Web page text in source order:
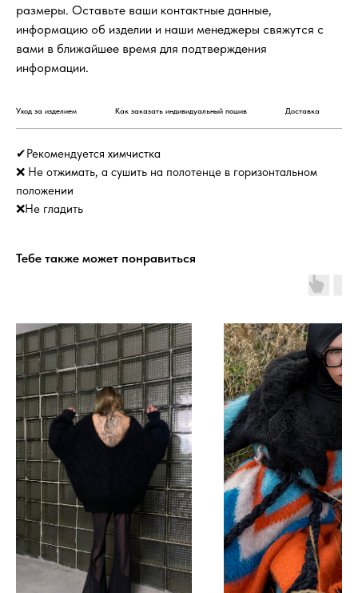
размеры. Оставьте ваши контактные данные,
информацию об изделии и наши менеджеры свяжутся с
вами в ближайшее время для подтверждения
информации.
Уход за изделием Как заказать индивидуальный пошив Доставка
✔Рекомендуется химчистка
❌ Не отжимать, а сушить на полотенце в горизонтальном
положении
❌Не гладить
Тебе также может понравиться